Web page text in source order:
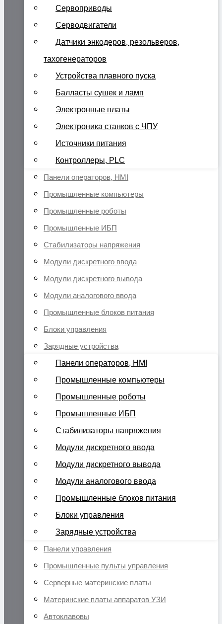
Сервоприводы
Серводвигатели
Датчики энкодеров, резольверов,
тахогенераторов
Устройства плавного пуска
Балласты сушек и ламп
Электронные платы
Электроника станков с ЧПУ
Источники питания
Контроллеры, PLC
Панели операторов, HMI
Промышленные компьютеры
Промышленные роботы
Промышленные ИБП
Стабилизаторы напряжения
Модули дискретного ввода
Модули дискретного вывода
Модули аналогового ввода
Промышленные блоков питания
Блоки управления
Зарядные устройства
Панели операторов, HMI
Промышленные компьютеры
Промышленные роботы
Промышленные ИБП
Стабилизаторы напряжения
Модули дискретного ввода
Модули дискретного вывода
Модули аналогового ввода
Промышленные блоков питания
Блоки управления
Зарядные устройства
Панели управления
Промышленные пульты управления
Серверные материнские платы
Материнские платы аппаратов УЗИ
Автоклавовы